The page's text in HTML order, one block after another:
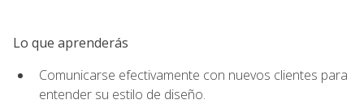
Lo que aprenderás
Comunicarse efectivamente con nuevos clientes para
entender su estilo de diseño.